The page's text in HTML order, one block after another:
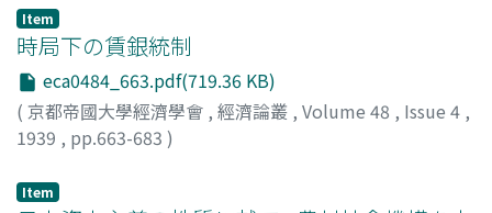
Item
時局下の賃銀統制
eca0484_663.pdf(719.36 KB)
( 京都帝國大學經濟學會 , 經濟論叢 , Volume 48 , Issue 4 ,
1939 , pp.663-683 )
Item